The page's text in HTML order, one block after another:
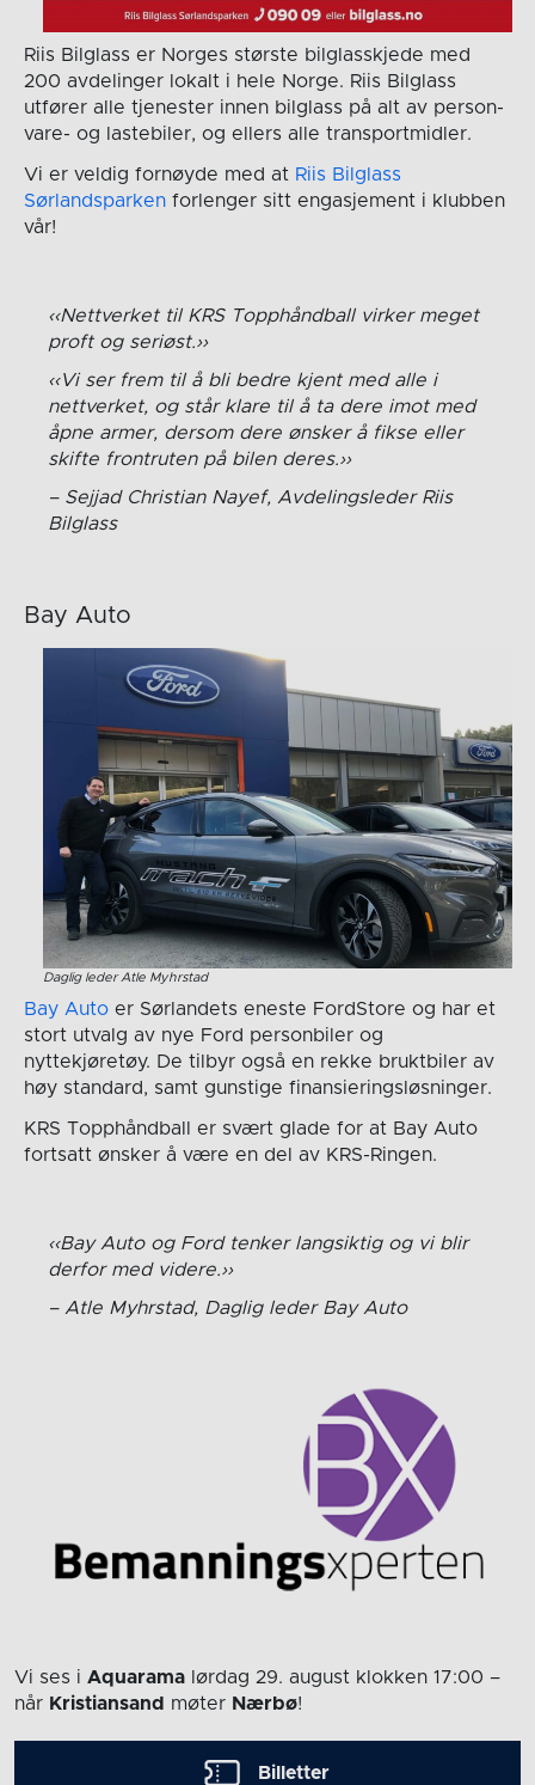
Riis Bilglass er Norges største bilglasskjede med
200 avdelinger lokalt i hele Norge. Riis Bilglass
utfører alle tjenester innen bilglass på alt av person-
vare- og lastebiler, og ellers alle transportmidler.
Vi er veldig fornøyde med at Riis Bilglass
Sørlandsparkenforlenger sitt engasjement i klubben
vår!
Nettverket til KRS Topphåndball virker meget
proft og seriøst.
Vi ser frem til å bli bedre kjent med alle i
nettverket, og står klare til å ta dere imot med
åpne armer, dersom dere ønsker å fikse eller
skifte frontruten på bilen deres.
Sejjad Christian Nayef, Avdelingsleder Riis
Bilglass
Bay Auto
Daglig leder Atle Myhrstad
Bay Autoer Sørlandets eneste FordStore og har et
stort utvalg av nye Ford personbiler og
nyttekjøretøy. De tilbyr også en rekke bruktbiler av
høy standard, samt gunstige finansieringsløsninger.
KRS Topphåndball er svært glade for at Bay Auto
fortsatt ønsker å være en del av KRS-Ringen.
Bay Auto og Ford tenker langsiktig og vi blir
derfor med videre.
Atle Myhrstad, Daglig leder Bay Auto
Vi ses i Aquarama lørdag 29. august klokken 17:00 –
når Kristiansand møter Nærbø!
Billetter